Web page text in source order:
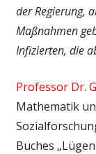
der Regierung,
Maßnahmen
Infizierten, die
Professor Dr.
Mathematik
Buches